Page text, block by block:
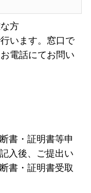
方
います。窓口で
電話にてお問い
書・証明書等申
入後、ご提出い
書・証明書受取